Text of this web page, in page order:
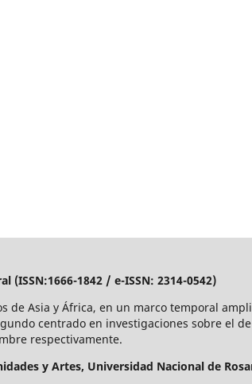
1842 / e-ISSN: 2314-0542)
de Asia y África, en un marco temporal
centrado en investigaciones sobre el
respectivamente.
y Artes, Universidad Nacional de